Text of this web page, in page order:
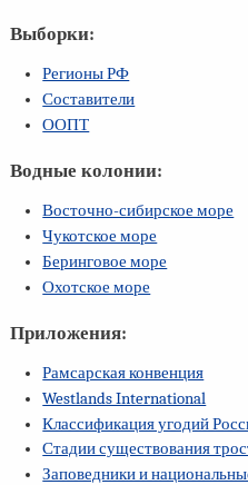
Выборки:
Регионы РФ
Составители
ООПТ
Водные колонии:
Восточно-сибирское море
Чукотское море
Беринговое море
Охотское море
Приложения:
Рамсарская конвенция
Westlands International
Классификация угодий
Стадии существования
Заповедники и